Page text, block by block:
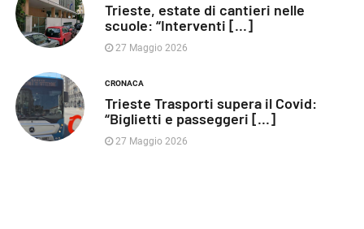
Trieste, estate di cantieri nelle
scuole: “Interventi [...]
27 Maggio 2026
CRONACA
Trieste Trasporti supera il Covid:
“Biglietti e passeggeri [...]
27 Maggio 2026